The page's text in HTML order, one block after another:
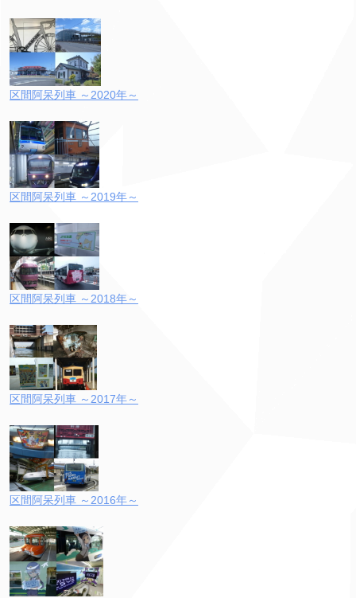
区間阿呆列車 ～2020年～
区間阿呆列車 ～2019年～
区間阿呆列車 ～2018年～
区間阿呆列車 ～2017年～
区間阿呆列車 ～2016年～